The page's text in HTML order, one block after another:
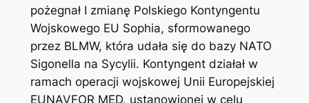
pożegnał I zmianę Polskiego Kontyngentu
Wojskowego EU Sophia, sformowanego
przez BLMW, która udała się do bazy NATO
Sigonella na Sycylii. Kontyngent działał w
ramach operacji wojskowej Unii Europejskiej
EUNAVFOR MED, ustanowionej w celu